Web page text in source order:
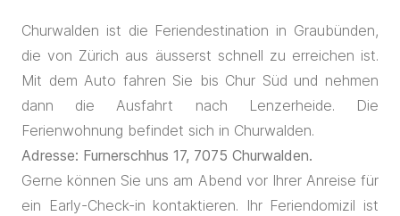
Churwalden ist die Feriendestination in Graubünden,
die von Zürich aus äusserst schnell zu erreichen ist.
Mit dem Auto fahren Sie bis Chur Süd und nehmen
dann die Ausfahrt nach Lenzerheide. Die
Ferienwohnung befindet sich in Churwalden.
Adresse: Furnerschhus 17, 7075 Churwalden.
Gerne können Sie uns am Abend vor Ihrer Anreise für
ein Early-Check-in kontaktieren. Ihr Feriendomizil ist